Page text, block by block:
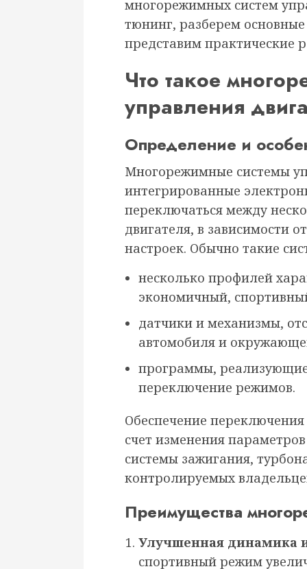
многорежимных систем
тюнинг, разберем
представим практические
Что такое
управления
Определение и
Многорежимные системы
интегрированные
переключаться между
двигателя, в зависимости
настроек. Обычно такие
несколько профилей
экономичный,
датчики и механизмы,
автомобиля и
программы,
переключение режимов.
Обеспечение
счет изменения
системы зажигания,
контролируемых
Преимущества
Улучшенная динамика
спортивный режим